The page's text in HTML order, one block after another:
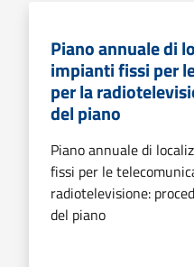
Piano annuale di
impianti fissi per
per la
del piano
Piano annuale di
fissi per le
radiotelevisione:
del piano